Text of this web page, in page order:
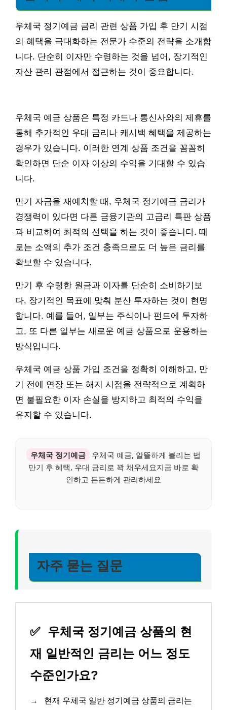
우체국 정기예금 금리 관련 상품 가입 후 만기 시점
의 혜택을 극대화하는 전문가 수준의 전략을 소개합
니다. 단순히 이자만 수령하는 것을 넘어, 장기적인
자산 관리 관점에서 접근하는 것이 중요합니다.
우체국 예금 상품은 특정 카드나 통신사와의 제휴를
통해 추가적인 우대 금리나 캐시백 혜택을 제공하는
경우가 있습니다. 이러한 연계 상품 조건을 꼼꼼히
확인하면 단순 이자 이상의 수익을 기대할 수 있습
니다.
만기 자금을 재예치할 때, 우체국 정기예금 금리가
경쟁력이 있다면 다른 금융기관의 고금리 특판 상품
과 비교하여 최적의 선택을 하는 것이 좋습니다. 때
로는 소액의 추가 조건 충족으로도 더 높은 금리를
확보할 수 있습니다.
만기 후 수령한 원금과 이자를 단순히 소비하기보
다, 장기적인 목표에 맞춰 분산 투자하는 것이 현명
합니다. 예를 들어, 일부는 주식이나 펀드에 투자하
고, 또 다른 일부는 새로운 예금 상품으로 운용하는
방식입니다.
우체국 예금 상품 가입 조건을 정확히 이해하고, 만
기 전에 연장 또는 해지 시점을 전략적으로 계획하
면 불필요한 이자 손실을 방지하고 최적의 수익을
유지할 수 있습니다.
우체국 정기예금
우체국 예금, 알뜰하게 불리는 법
만기 후 혜택, 우대 금리로 꽉 채우세요지금 바로 확
인하고 든든하게 관리하세요
자주 묻는 질문
✅ 우체국 정기예금 상품의 현
재 일반적인 금리는 어느 정도
수준인가요?
→
현재 우체국 일반 정기예금 상품의 금리는